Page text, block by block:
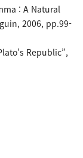
: A Natural
2006, pp.99-
Republic”,